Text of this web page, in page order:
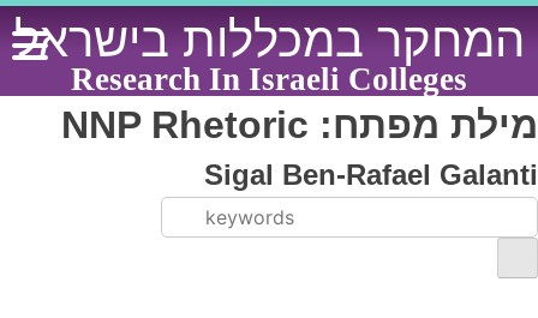
Skip
המחקר במכללות בישראל
Research In Israeli Colleges
מילת מפתח: NNP Rhetoric
Sigal Ben-Rafael Galanti